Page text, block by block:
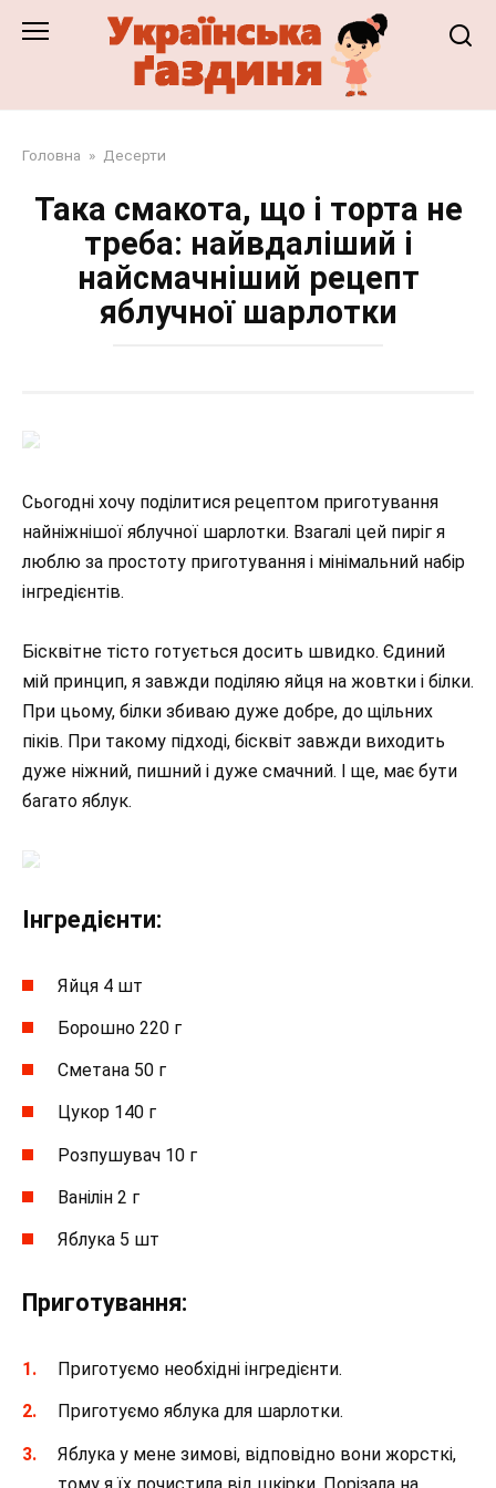
Головна » Десерти
Така смакота, що і торта не
треба: найвдаліший і
найсмачніший рецепт
яблучної шарлотки
Сьогодні хочу поділитися рецептом приготування
найніжнішої яблучної шарлотки. Взагалі цей пиріг я
люблю за простоту приготування і мінімальний набір
інгредієнтів.
Бісквітне тісто готується досить швидко. Єдиний
мій принцип, я завжди поділяю яйця на жовтки і білки.
При цьому, білки збиваю дуже добре, до щільних
піків. При такому підході, бісквіт завжди виходить
дуже ніжний, пишний і дуже смачний. І ще, має бути
багато яблук.
Інгредієнти:
Яйця 4 шт
Борошно 220 г
Сметана 50 г
Цукор 140 г
Розпушувач 10 г
Ванілін 2 г
Яблука 5 шт
Приготування:
Приготуємо необхідні інгредієнти.
Приготуємо яблука для шарлотки.
Яблука у мене зимові, відповідно вони жорсткі,
тому я їх почистила від шкірки. Порізала на